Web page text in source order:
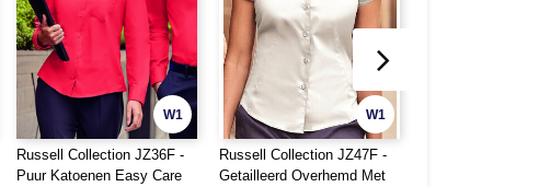
W1
Russell Collection JZ36F -
Puur Katoenen Easy Care
W1
Russell Collection JZ47F -
Getailleerd Overhemd Met